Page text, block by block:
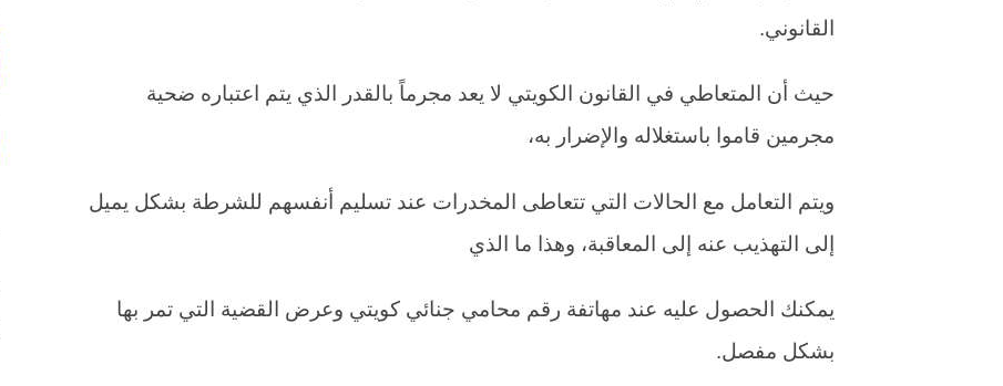
القانوني.
حيث أن المتعاطي في القانون الكويتي لا يعد مجرماً بالقدر الذي يتم اعتباره ضحية
مجرمين قاموا باستغلاله والإضرار به،
ويتم التعامل مع الحالات التي تتعاطى المخدرات عند تسليم أنفسهم للشرطة بشكل يميل
إلى التهذيب عنه إلى المعاقبة، وهذا ما الذي
يمكنك الحصول عليه عند مهاتفة رقم محامي جنائي كويتي وعرض القضية التي تمر بها
بشكل مفصل.